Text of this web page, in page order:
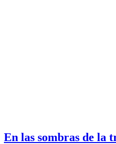
En las sombras de la